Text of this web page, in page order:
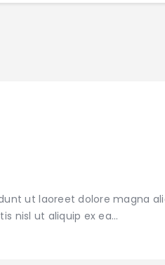
ut laoreet dolore magna
nisl ut aliquip ex ea…